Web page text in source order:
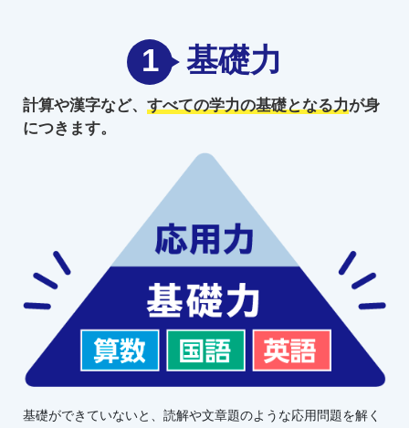
1 基礎力
計算や漢字など、 すべての学力の基礎となる力が身
につきます。
基礎ができていないと、読解や文章題のような応用問題を解く